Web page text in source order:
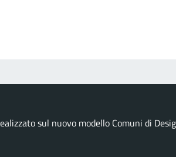
sul nuovo modello Comuni di